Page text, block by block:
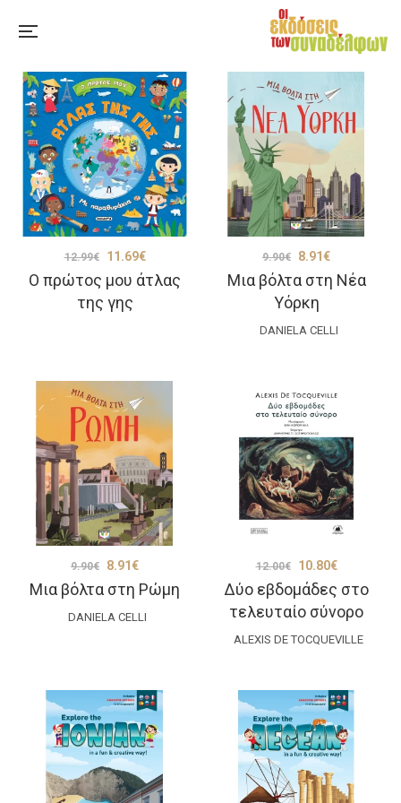
Ο πρώτος μου άτλας
της γης
12.99€
Original
price
was:
11.69€Η
τρέχουσα
Μια βόλτα στη Νέα
Υόρκη
9.90€
Original
price
was:
9.90€.
8.91 €Η
τρέχουσα
είναι:
DANIELA CELLI
Μια βόλτα στη Ρώμη
9.90€
Original
price
was:
8.91 €Η
τρέχουσα
τιμή
DANIELA CELLI
Δύο εβδομάδες στο
τελευταίο σύνορο
12.00€
Original
price
was:
12.00€.
10.80€Η
τρέχουσα
τιμή
είναι:
ALEXIS DE TOCQUEVILLE